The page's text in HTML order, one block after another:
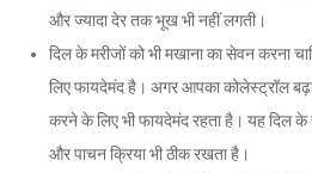
और ज्यादा देर तक भूख भी नहीं लगती।
दिल के मरीजों को भी मखाना का सेवन करना
लिए फायदेमंद है। अगर आपका कोलेस्ट्रॉल
करने के लिए भी फायदेमंद रहता है। यह दिल के
और पाचन क्रिया भी ठीक रखता है।